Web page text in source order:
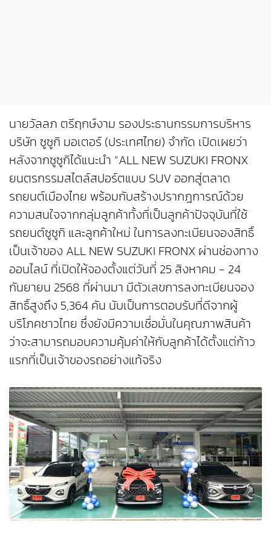
นายวัลลภ ตรีฤกษ์งาม รองประธานกรรมการบริหาร
บริษัท ซูซูกิ มอเตอร์ (ประเทศไทย) จำกัด เปิดเผยว่า
หลังจากซูซูกิได้แนะนำ “ALL NEW SUZUKI FRONX
ยนตรกรรมสไตล์สปอร์ตแบบ SUV ออกสู่ตลาด
รถยนต์เมืองไทย พร้อมกับสร้างปรากฎการณ์ด้วย
ความสนใจจากกลุ่มลูกค้าทั้งที่เป็นลูกค้าปัจจุบันที่ใช้
รถยนต์ซูซูกิ และลูกค้าใหม่ ในการลงทะเบียนจองสิทธิ์
เป็นเจ้าของ ALL NEW SUZUKI FRONX ผ่านช่องทาง
ออนไลน์ ที่เปิดให้จองตั้งแต่วันที่ 25 สิงหาคม - 24
กันยายน 2568 ที่ผ่านมา มีตัวเลขการลงทะเบียนจอง
สิทธิ์สูงถึง 5,364 คัน นับเป็นการตอบรับที่ดีจากผู้
บริโภคชาวไทย ซึ่งยังมีความเชื่อมั่นในคุณภาพสินค้า
ว่าจะสามารถมอบความคุ้มค่าให้กับลูกค้าได้ตั้งแต่ก้าว
แรกที่เป็นเจ้าของรถอย่างแท้จริง